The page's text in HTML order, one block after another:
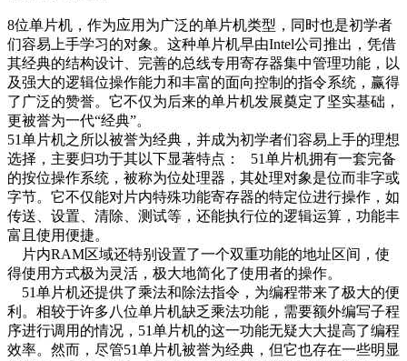
8位单片机，作为应用为广泛的单片机类型，同时也是初学者
们容易上手学习的对象。这种单片机早由Intel公司推出，凭借
其经典的结构设计、完善的总线专用寄存器集中管理功能，以
及强大的逻辑位操作能力和丰富的面向控制的指令系统，赢得
了广泛的赞誉。它不仅为后来的单片机发展奠定了坚实基础，
更被誉为一代“经典”。
51单片机之所以被誉为经典，并成为初学者们容易上手的理想
选择，主要归功于其以下显著特点： 51单片机拥有一套完备
的按位操作系统，被称为位处理器，其处理对象是位而非字或
字节。它不仅能对片内特殊功能寄存器的特定位进行操作，如
传送、设置、清除、测试等，还能执行位的逻辑运算，功能丰
富且使用便捷。
片内RAM区域还特别设置了一个双重功能的地址区间，使
得使用方式极为灵活，极大地简化了使用者的操作。
51单片机还提供了乘法和除法指令，为编程带来了极大的便
利。相较于许多八位单片机缺乏乘法功能，需要额外编写子程
序进行调用的情况，51单片机的这一功能无疑大大提高了编程
效率。然而，尽管51单片机被誉为经典，但它也存在一些明显